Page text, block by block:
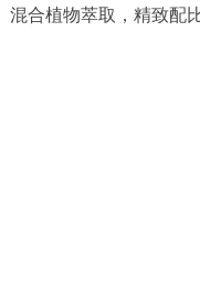
混合植物萃取，精致配